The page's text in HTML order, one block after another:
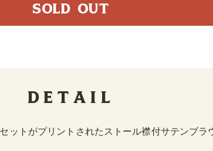
SOLD OUT
Detail
ットがプリントされたストール襟付サテンブラ